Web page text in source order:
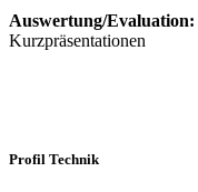
Auswertung/Evaluation:
Kurzpräsentationen
Profil Technik